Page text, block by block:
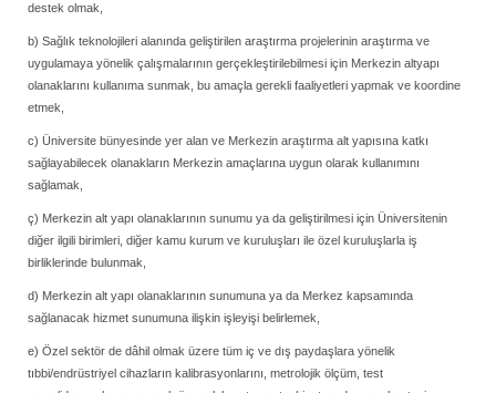
destek olmak,
b) Sağlık teknolojileri alanında geliştirilen araştırma projelerinin araştırma ve
uygulamaya yönelik çalışmalarının gerçekleştirilebilmesi için Merkezin altyapı
olanaklarını kullanıma sunmak, bu amaçla gerekli faaliyetleri yapmak ve koordine
etmek,
c) Üniversite bünyesinde yer alan ve Merkezin araştırma alt yapısına katkı
sağlayabilecek olanakların Merkezin amaçlarına uygun olarak kullanımını
sağlamak,
ç) Merkezin alt yapı olanaklarının sunumu ya da geliştirilmesi için Üniversitenin
diğer ilgili birimleri, diğer kamu kurum ve kuruluşları ile özel kuruluşlarla iş
birliklerinde bulunmak,
d) Merkezin alt yapı olanaklarının sunumuna ya da Merkez kapsamında
sağlanacak hizmet sunumuna ilişkin işleyişi belirlemek,
e) Özel sektör de dâhil olmak üzere tüm iç ve dış paydaşlara yönelik
tıbbi/endrüstriyel cihazların kalibrasyonlarını, metrolojik ölçüm, test